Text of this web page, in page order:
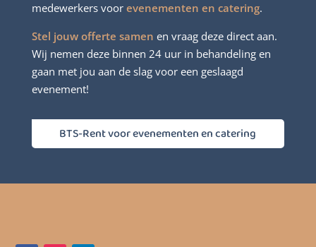
medewerkers voor evenementen en catering.
Stel jouw offerte samen en vraag deze direct aan.
Wij nemen deze binnen 24 uur in behandeling en
gaan met jou aan de slag voor een geslaagd
evenement!
BTS-Rent voor evenementen en catering